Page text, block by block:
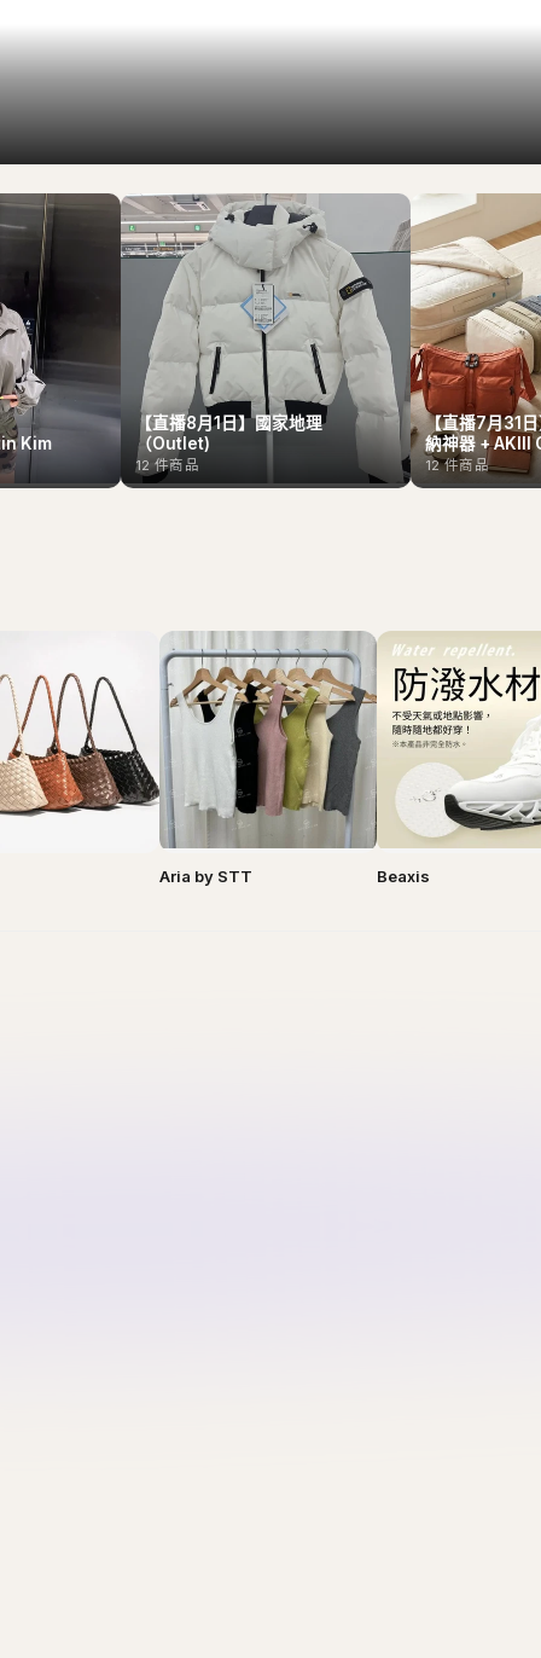
Kim
【直播8月1日】國家地理
（Outlet)
12 件商品
【直播7月31
納神器 + AKIII
12件商品
Aria by STT Beaxis